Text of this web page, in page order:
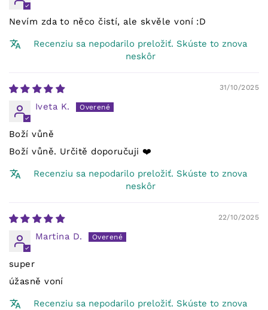
Nevím zda to něco čistí, ale skvěle voní :D
Recenziu sa nepodarilo preložiť. Skúste to znova
neskôr
31/10/2025
Iveta K.
Boží vůně
Boží vůně. Určitě doporučuji ❤️
Recenziu sa nepodarilo preložiť. Skúste to znova
neskôr
22/10/2025
Martina D.
super
úžasně voní
Recenziu sa nepodarilo preložiť. Skúste to znova